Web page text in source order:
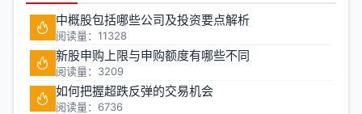
中概股包括哪些公司及投资要点解析
阅读量：11328
新股申购上限与申购额度有哪些不同
阅读量：3209
如何把握超跌反弹的交易机会
阅读量：6736